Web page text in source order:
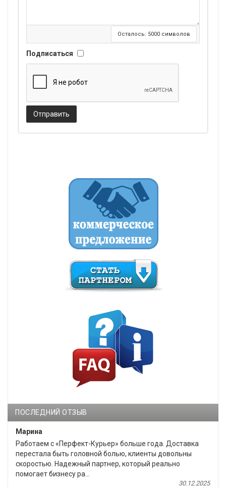
Осталось: 5000 символов
Подписаться
Отправить
ПОСЛЕДНИЙ ОТЗЫВ
Марина
Работаем с «Перфект-Курьер» больше года. Доставка
перестала быть головной болью, клиенты довольны
скоростью. Надежный партнер, который реально
помогает бизнесу ра...
30.12.2025